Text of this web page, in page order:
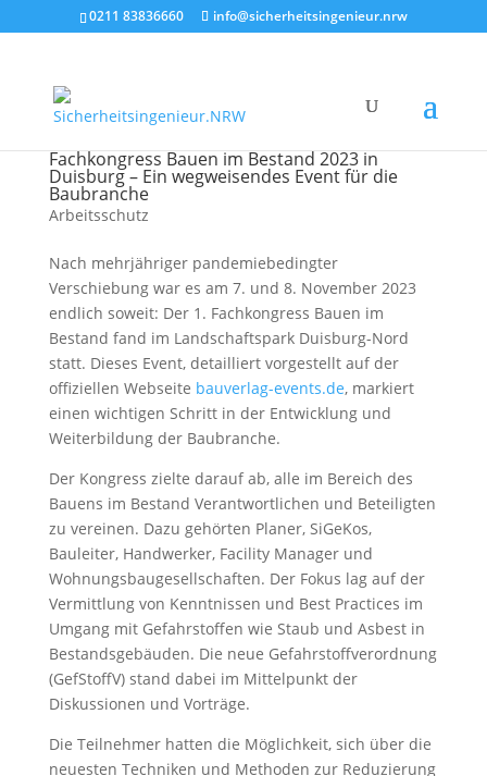
0211 83836660 info@sicherheitsingenieur.nrw
Fachkongress Bauen im Bestand 2023 in
Duisburg – Ein wegweisendes Event für die
Baubranche
Arbeitsschutz
Nach mehrjähriger pandemiebedingter
Verschiebung war es am 7. und 8. November 2023
endlich soweit: Der 1. Fachkongress Bauen im
Bestand fand im Landschaftspark Duisburg-Nord
statt. Dieses Event, detailliert vorgestellt auf der
offiziellen Webseite bauverlag-events.de, markiert
einen wichtigen Schritt in der Entwicklung und
Weiterbildung der Baubranche.
Der Kongress zielte darauf ab, alle im Bereich des
Bauens im Bestand Verantwortlichen und Beteiligten
zu vereinen. Dazu gehörten Planer, SiGeKos,
Bauleiter, Handwerker, Facility Manager und
Wohnungsbaugesellschaften. Der Fokus lag auf der
Vermittlung von Kenntnissen und Best Practices im
Umgang mit Gefahrstoffen wie Staub und Asbest in
Bestandsgebäuden. Die neue Gefahrstoffverordnung
(GefStoffV) stand dabei im Mittelpunkt der
Diskussionen und Vorträge.
Die Teilnehmer hatten die Möglichkeit, sich über die
neuesten Techniken und Methoden zur Reduzierung